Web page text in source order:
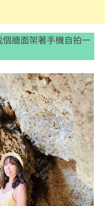
牆面架著手機自拍一